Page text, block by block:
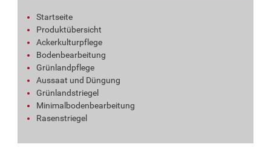
Startseite
Produktübersicht
Ackerkulturpflege
Bodenbearbeitung
Grünlandpflege
Aussaat und Düngung
Grünlandstriegel
Minimalbodenbearbeitung
Rasenstriegel